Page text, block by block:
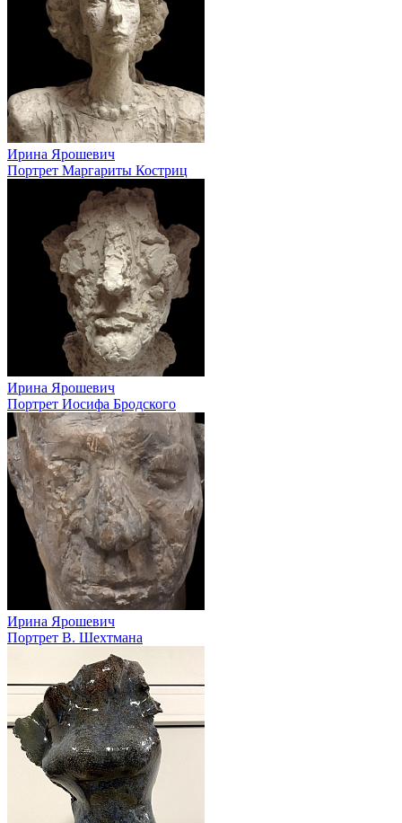
Ирина Ярошевич
Портрет Маргариты Костриц
Ирина Ярошевич
Портрет Иосифа Бродского
Ирина Ярошевич
Портрет В. Шехтмана